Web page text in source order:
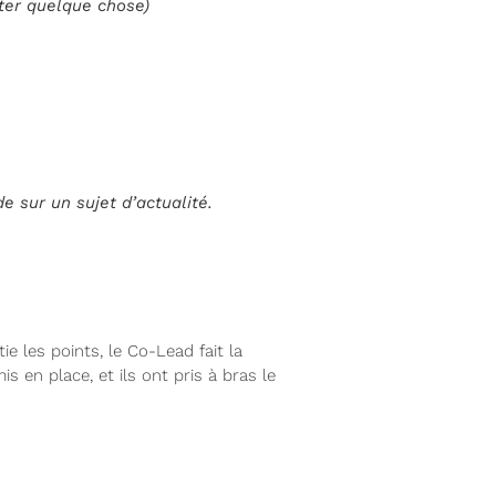
quelque chose)
sur un sujet d’actualité.
les points, le Co-Lead fait la
en place, et ils ont pris à bras le